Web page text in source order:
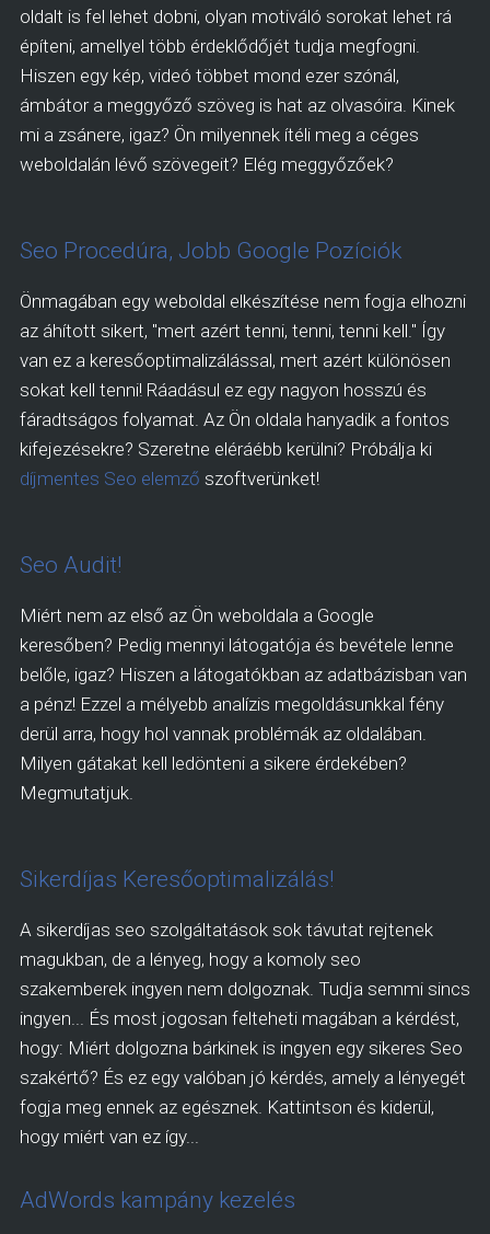
oldalt is fel lehet dobni, olyan motiváló sorokat lehet rá
építeni, amellyel több érdeklődőjét tudja megfogni.
Hiszen egy kép, videó többet mond ezer szónál,
ámbátor a meggyőző szöveg is hat az olvasóira. Kinek
mi a zsánere, igaz? Ön milyennek ítéli meg a céges
weboldalán lévő szövegeit? Elég meggyőzőek?
Seo Procedúra, Jobb Google Pozíciók
Önmagában egy weboldal elkészítése nem fogja elhozni
az áhított sikert, "mert azért tenni, tenni, tenni kell." Így
van ez a keresőoptimalizálással, mert azért különösen
sokat kell tenni! Ráadásul ez egy nagyon hosszú és
fáradtságos folyamat. Az Ön oldala hanyadik a fontos
kifejezésekre? Szeretne eléráébb kerülni? Próbálja ki
díjmentes Seo elemző szoftverünket!
Seo Audit!
Miért nem az első az Ön weboldala a Google
keresőben? Pedig mennyi látogatója és bevétele lenne
belőle, igaz? Hiszen a látogatókban az adatbázisban van
a pénz! Ezzel a mélyebb analízis megoldásunkkal fény
derül arra, hogy hol vannak problémák az oldalában.
Milyen gátakat kell ledönteni a sikere érdekében?
Megmutatjuk.
Sikerdíjas Keresőoptimalizálás!
A sikerdíjas seo szolgáltatások sok távutat rejtenek
magukban, de a lényeg, hogy a komoly seo
szakemberek ingyen nem dolgoznak. Tudja semmi sincs
ingyen... És most jogosan felteheti magában a kérdést,
hogy: Miért dolgozna bárkinek is ingyen egy sikeres Seo
szakértő? És ez egy valóban jó kérdés, amely a lényegét
fogja meg ennek az egésznek. Kattintson és kiderül,
hogy miért van ez így...
AdWords kampány kezelés